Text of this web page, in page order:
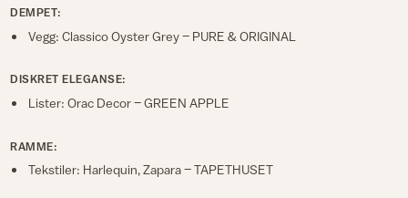
DEMPET:
Vegg: Classico Oyster Grey – PURE & ORIGINAL
DISKRET ELEGANSE:
Lister: Orac Decor – GREEN APPLE
RAMME:
Tekstiler: Harlequin, Zapara – TAPETHUSET